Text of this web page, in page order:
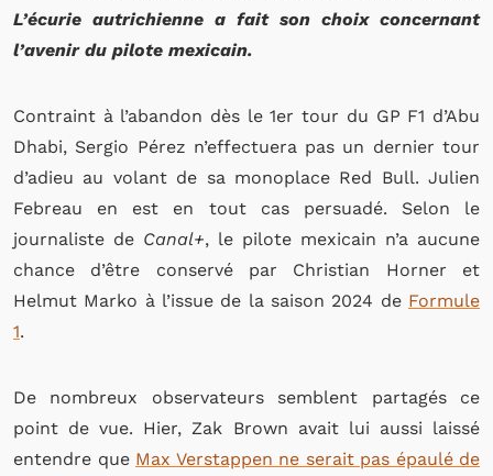
L’écurie autrichienne a fait son choix concernant
l’avenir du pilote mexicain.
Contraint à l’abandon dès le 1er tour du GP F1 d’Abu
Dhabi, Sergio Pérez n’effectuera pas un dernier tour
d’adieu au volant de sa monoplace Red Bull. Julien
Febreau en est en tout cas persuadé. Selon le
journaliste de Canal+, le pilote mexicain n’a aucune
chance d’être conservé par Christian Horner et
Helmut Marko à l’issue de la saison 2024 de Formule
1.
De nombreux observateurs semblent partagés ce
point de vue. Hier, Zak Brown avait lui aussi laissé
entendre que Max Verstappen ne serait pas épaulé de